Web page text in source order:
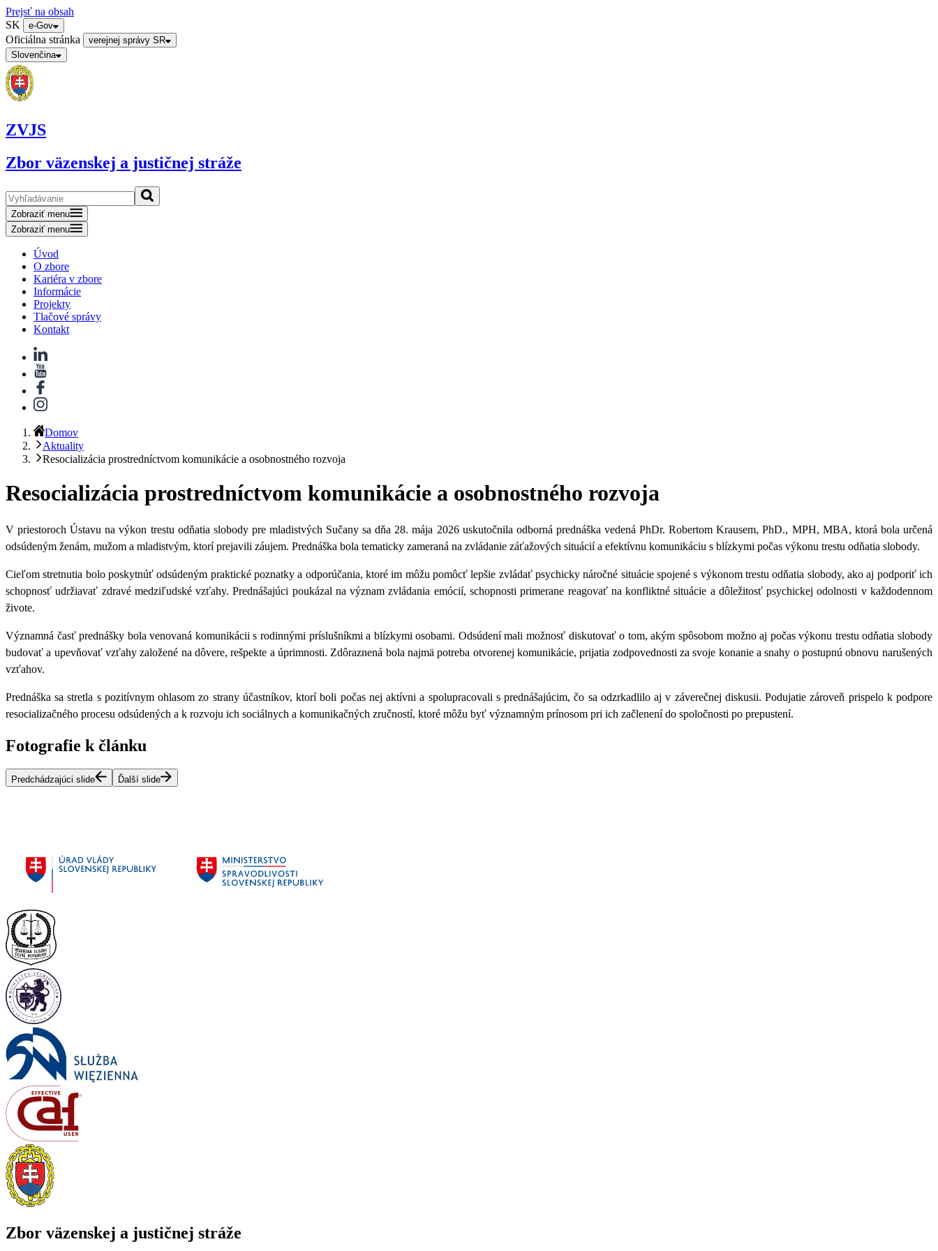
Prejsť na obsah
SK
e-Gov
Oficiálna stránka
verejnej správy SR
Slovenčina
ZVJS
Zbor väzenskej a justičnej stráže
Zobraziť menu
Zobraziť menu
Úvod
O zbore
Kariéra v zbore
Informácie
Projekty
Tlačové správy
Kontakt
Domov
Aktuality
Resocializácia prostredníctvom komunikácie a osobnostného rozvoja
Resocializácia prostredníctvom komunikácie a osobnostného rozvoja
V priestoroch Ústavu na výkon trestu odňatia slobody pre mladistvých Sučany sa dňa 28. mája 2026 uskutočnila odborná prednáška vedená PhDr. Robertom Krausem, PhD., MPH, MBA, ktorá bola určená
odsúdeným ženám, mužom a mladistvým, ktorí prejavili záujem. Prednáška bola tematicky zameraná na zvládanie záťažových situácií a efektívnu komunikáciu s blízkymi počas výkonu trestu odňatia slobody.
Cieľom stretnutia bolo poskytnúť odsúdeným praktické poznatky a odporúčania, ktoré im môžu pomôcť lepšie zvládať psychicky náročné situácie spojené s výkonom trestu odňatia slobody, ako aj podporiť ich
schopnosť udržiavať zdravé medziľudské vzťahy. Prednášajúci poukázal na význam zvládania emócií, schopnosti primerane reagovať na konfliktné situácie a dôležitosť psychickej odolnosti v každodennom
živote.
Významná časť prednášky bola venovaná komunikácii s rodinnými príslušníkmi a blízkymi osobami. Odsúdení mali možnosť diskutovať o tom, akým spôsobom možno aj počas výkonu trestuodňatia slobody
budovať a upevňovať vzťahy založené na dôvere, rešpekte a úprimnosti. Zdôraznená bola najmä potreba otvorenej komunikácie, prijatia zodpovednosti za svoje konanie a snahy o postupnú obnovu narušených
vzťahov.
Prednáška sa stretla s pozitívnym ohlasom zo strany účastníkov, ktorí boli počas nej aktívni a spolupracovali s prednášajúcim, čo sa odzrkadlilo aj v záverečnej diskusii. Podujatie zároveň prispelo k podpore
resocializačného procesu odsúdených a k rozvoju ich sociálnych a komunikačných zručností, ktoré môžu byť významným prínosom pri ich začlenení do spoločnosti po prepustení.
Fotografie k článku
Predchádzajúci slide Ďalší slide
Zbor väzenskej a justičnej stráže